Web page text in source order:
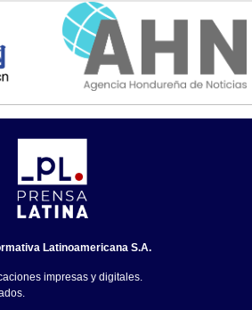
Latinoamericana S.A.
impresas y digitales.